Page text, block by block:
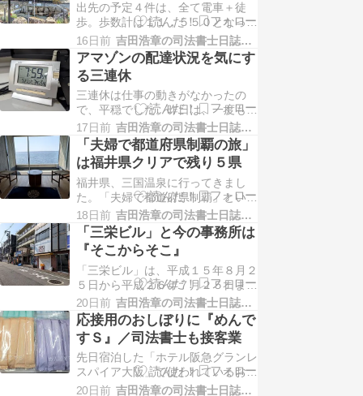
出先の予定４件は、全て電車＋徒
歩。歩数計は１１，５５０となって
います。去年の夏から、日傘を使い
始めました。元々は、被保佐人さん
からのアドバイス。もしくは、帽子
をかぶられたほうがいい、と言われ
て、どちらかと言われたらと日傘。
「男なのに日傘」に対する恥ずかし
さは、ありません。もっとも…
16日前 吉田浩章の司法書士日誌−堺市堺区−
アマゾンの配達状況を気にす
る三連休
三連休は仕事の動きがなかったの
で、平穏でした。昨日は、一度も事
務所に来ない完全休養日にできたた
め（年に数回あるかどうか）、朝、
事務所の温度はマックスに上がって
います。仕事の動きはなかったもの
の、事務所から宅配で手配していた
被保佐人さんの冷凍食品が、２度も
アマゾン都合でキャンセル…
17日前 吉田浩章の司法書士日誌−堺市堺区−
「夫婦で都道府県制覇の旅」
は福井県クリアで残り５県
福井県、三国温泉に行ってきまし
た。「夫婦で都道府県制覇」という
目標に変えて、未達成は、福井、長
野、山梨と青森、岩手、秋田の６
県。せっかく福井に行くのなら、ず
っと行きたいと思っていた『料理旅
館 望洋楼』です。海にせり出すよ
うに建築されていて、部屋の窓から
は、海の景色しか見えません…
18日前 吉田浩章の司法書士日誌−堺市堺区−
「三栄ビル」と今の事務所は
『そこからそこ』
「三栄ビル」は、平成１５年８月２
５日から平成２６年７月２５日ま
で、約１１年間お世話になったビル
です。開業時に使っていたワンルー
ムマンションが、開業１年で手狭に
なってしまい、「ちょっと探してく
る」と事務所を出て、ひとりでぶら
ぶらして、「よし、ここだ」とその
場で看板を見て電話した記…
20日前 吉田浩章の司法書士日誌−堺市堺区−
応接用のおしぼりに『めんで
すＳ』／司法書士も接客業
先日宿泊した「ホテル阪急グランレ
スパイア大阪」で使われているおし
ぼり。アロマのにおいが含まれてい
20日前 吉田浩章の司法書士日誌−堺市堺区−